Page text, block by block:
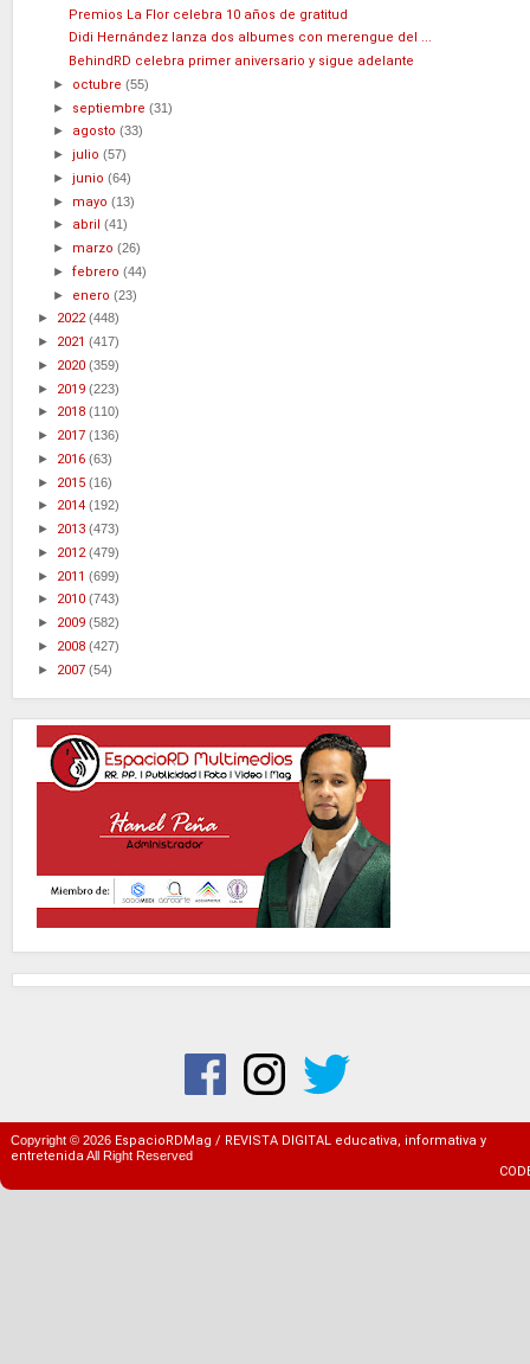
Premios La Flor celebra 10 años de gratitud
Didi Hernández lanza dos albumes con merengue del ...
BehindRD celebra primer aniversario y sigue adelante
► octubre(55)
► septiembre(31)
► agosto(33)
►julio(57)
►junio(64)
► mayo(13)
► abril(41)
► marzo(26)
►febrero(44)
► enero(23)
► 2022(448)
► 2021 (417)
► 2020 (359)
► 2019 (223)
► 2018 (110)
► 2017 (136)
► 2016 (63)
► 2015 (16)
► 2014 (192)
► 2013 (473)
► 2012(479)
► 2011 (699)
► 2010 (743)
► 2009 (582)
► 2008 (427)
► 2007 (54)
Copyright © 2026 EspacioRDMag / REVISTA DIGITAL educativa, informativa y
entretenidaAll Right Reserved